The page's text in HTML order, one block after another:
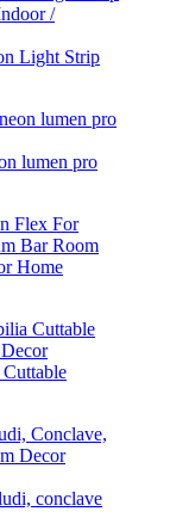
Light Strip
lumen pro
Home
conclave